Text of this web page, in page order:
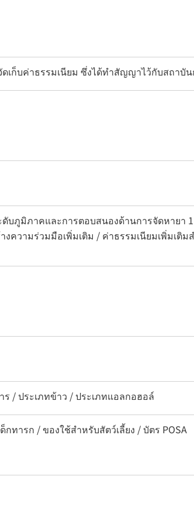
ก็บค่าธรรมเนียม ซึ่งได้ทำสัญญาไว้กับสถาบัน
บภูมิภาคและการตอบสนองด้านการจัดหายา
ความร่วมมือเพิ่มเติม / ค่าธรรมเนียมเพิ่มเติ
/ ประเภทข้าว / ประเภทแอลกอฮอล์
ทารก / ของใช้สำหรับสัตว์เลี้ยง / บัตร POSA